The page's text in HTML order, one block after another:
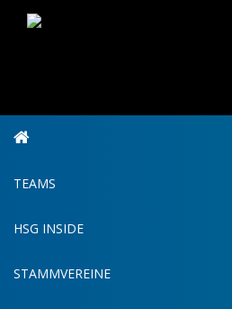
TEAMS
HSG INSIDE
STAMMVEREINE